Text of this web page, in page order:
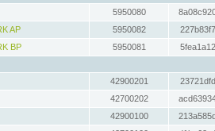
5950080
AP
5950082
BP
5950081
42900201
42700202
42900100